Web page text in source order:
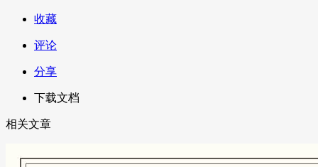
收藏
评论
分享
下载文档
相关文章